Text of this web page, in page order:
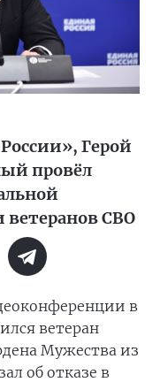
Герой
провёл
СВО
в
ветеран
Мужества из
об отказе в